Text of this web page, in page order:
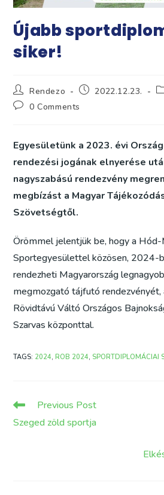
Újabb
siker!
Post
author:
Rendezo
Post2022.12.23.
Post0 Comments
Egyesületünk a 2023. évi
rendezési jogának elnyerése
nagyszabású rendezvény
megbízást a Magyar
Szövetségtől.
Örömmel jelentjük be, hogy a
Sportegyesülettel közösen, 2024-
rendezheti Magyarország
megmozgató tájfutó rendezvényét,
Rövidtávú Váltó Országos
Szarvas központtal.
TAGS: 2024, ROB 2024, SPORTDIPLOMÁCIAI
Read
articles
Previous Post
Szeged zöld sportja